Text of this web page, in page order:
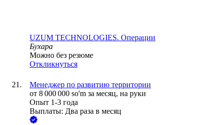
UZUM TECHNOLOGIES. Операции
Бухара
Можно без резюме
Откликнуться
Менеджер по развитию территории
от 8 000 000 so'm за месяц, на руки
Опыт 1-3 года
Выплаты: Два раза в месяц